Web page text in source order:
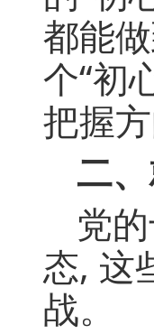
都能
个“初
把握
二
党
态, 这
战。